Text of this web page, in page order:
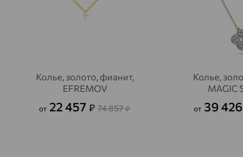
Колье, золото, фианит,
EFREMOV
от 22 457 ₽ 74 857₽
Колье,
MAGIC
от 39 426